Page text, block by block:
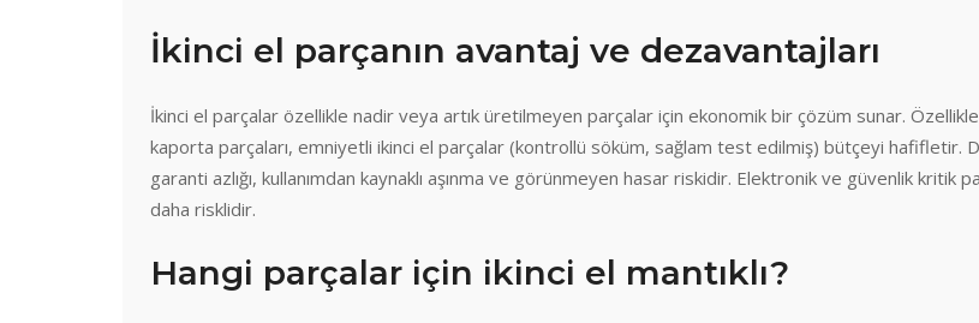
İkinci el parçanın avantaj ve dezavantajları
İkinci el parçalar özellikle nadir veya artık üretilmeyen parçalar için ekonomik bir çözüm sunar.
kaporta parçaları, emniyetli ikinci el parçalar (kontrollü söküm, sağlam test edilmiş) bütçeyi hafifletir.
garanti azlığı, kullanımdan kaynaklı aşınma ve görünmeyen hasar riskidir. Elektronik ve güvenlik kritik
daha risklidir.
Hangi parçalar için ikinci el mantıklı?